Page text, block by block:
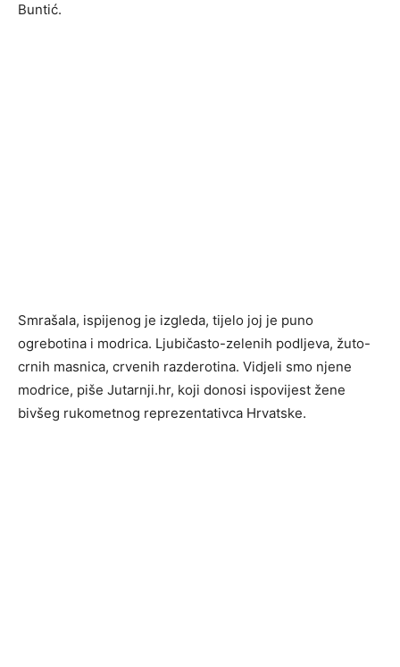
Buntić.
Smrašala, ispijenog je izgleda, tijelo joj je puno
ogrebotina i modrica. Ljubičasto-zelenih podljeva, žuto-
crnih masnica, crvenih razderotina. Vidjeli smo njene
modrice, piše Jutarnji.hr, koji donosi ispovijest žene
bivšeg rukometnog reprezentativca Hrvatske.